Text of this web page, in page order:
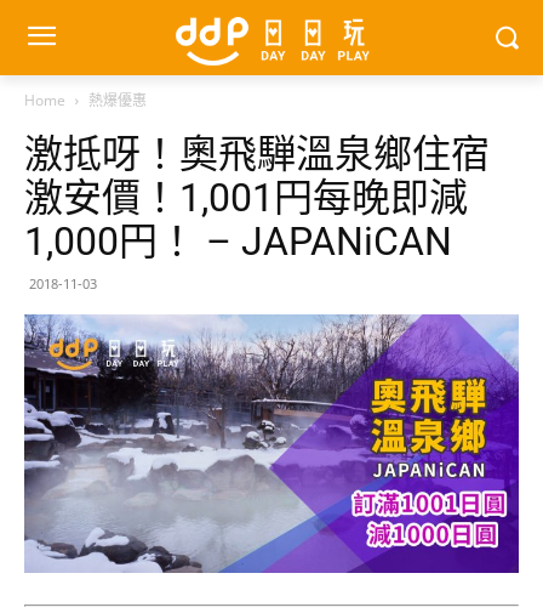
Home 熱爆優惠
激抵呀！奧飛騨溫泉鄉住宿
激安價！1,001円每晚即減
1,000円！ – JAPANiCAN
2018-11-03